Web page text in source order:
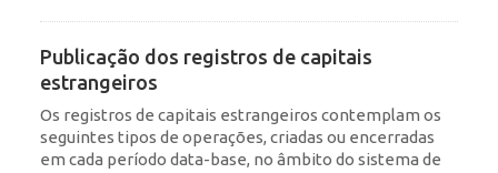
Publicação dos registros de capitais
estrangeiros
Os registros de capitais estrangeiros contemplam os
seguintes tipos de operações, criadas ou encerradas
em cada período data-base, no âmbito do sistema de